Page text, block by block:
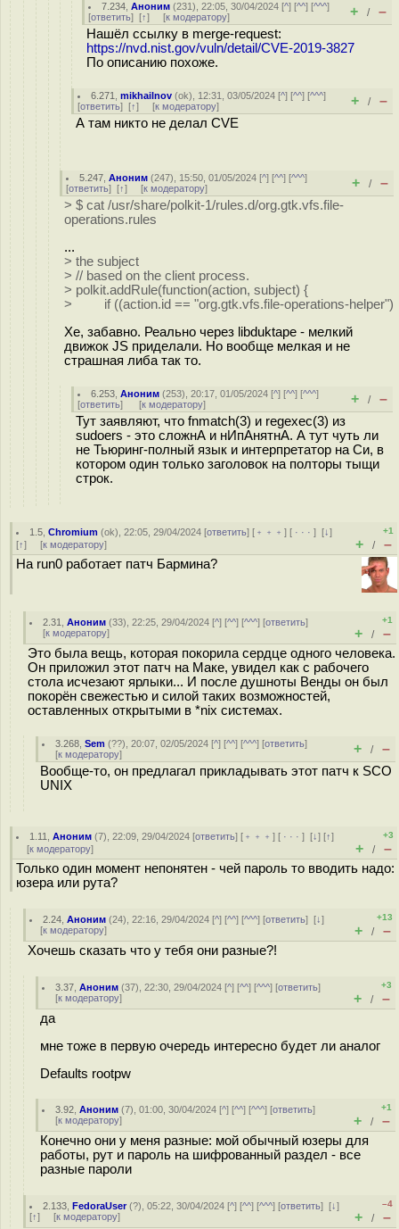
7.234 ,Аноним (231), 22:05, 30/04/2024 [^] [^^] [^^^]
[ответить] [↑] [к модератору] + / –
Нашёл ссылку в merge-request:
https://nvd.nist.gov/vuln/detail/CVE-2019-3827
По описанию похоже.
6.271 ,mikhailnov (ok), 12:31, 03/05/2024 [^] [^^] [^^^]
[ответить] [↑] [к модератору] + / –
А там никто не делал CVE
5.247 ,Аноним (247), 15:50, 01/05/2024 [^] [^^] [^^^]
[ответить] [↑] [к модератору] + / –
> $ cat /usr/share/polkit-1/rules.d/org.gtk.vfs.file-
operations.rules
...
> the subject
> // based on the client process.
> polkit.addRule(function(action, subject) {
> if ((action.id == "org.gtk.vfs.file-operations-helper")
Хе, забавно. Реально через libduktape - мелкий
движок JS приделали. Но вообще мелкая и не
страшная либа так то.
6.253 ,Аноним (253), 20:17, 01/05/2024 [^] [^^] [^^^]
[ответить] [к модератору] + / –
Тут заявляют, что fnmatch(3) и regexec(3) из
sudoers - это сложнА и нИпАнятнА. А тут чуть ли
не Тьюринг-полный язык и интерпретатор на Си, в
котором один только заголовок на полторы тыщи
строк.
1.5 ,Chromium (ok), 22:05, 29/04/2024 [ответить] [ ﹢﹢﹢] [ · · ·][↓]
[↑] [к модератору]
+1
+ / –
На run0 работает патч Бармина?
2.31 ,Аноним (33), 22:25, 29/04/2024 [^] [^^] [^^^] [ответить]
[к модератору]
+1
+ / –
Это была вещь, которая покорила сердце одного человека.
Он приложил этот патч на Маке, увидел как с рабочего
стола исчезают ярлыки... И после душноты Венды он был
покорён свежестью и силой таких возможностей,
оставленных открытыми в *nix системах.
3.268 ,Sem (??), 20:07, 02/05/2024 [^] [^^] [^^^] [ответить]
[к модератору] + / –
Вообще-то, он предлагал прикладывать этот патч к SCO
UNIX
1.11 ,Аноним (7), 22:09, 29/04/2024 [ответить] [ ﹢﹢﹢] [ · · ·][↓] [↑]
[к модератору]
+3
+ / –
Только один момент непонятен - чей пароль то вводить надо:
юзера или рута?
2.24 ,Аноним (24), 22:16, 29/04/2024 [^] [^^] [^^^] [ответить][↓]
[к модератору]
+13
+ / –
Хочешь сказать что у тебя они разные?!
3.37 ,Аноним (37), 22:30, 29/04/2024 [^] [^^] [^^^] [ответить]
[к модератору]
+3
+ / –
да
мне тоже в первую очередь интересно будет ли аналог
Defaults rootpw
3.92 ,Аноним (7), 01:00, 30/04/2024 [^] [^^] [^^^] [ответить]
[к модератору]
+1
+ / –
Конечно они у меня разные: мой обычный юзеры для
работы, рут и пароль на шифрованный раздел - все
разные пароли
2.133 ,FedoraUser(?), 05:22, 30/04/2024 [^] [^^] [^^^] [ответить][↓]
[↑] [к модератору]
–4
+ / –